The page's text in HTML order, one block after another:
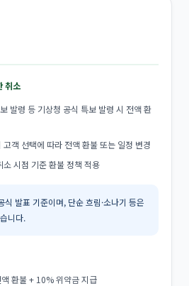
취소
발령 등 기상청 공식 특보 발령 시 전액 환
객 선택에 따라 전액 환불 또는 일정 변경
시점 기준 환불 정책 적용
식 발표 기준이며, 단순 흐림·소나기 등은
니다.
환불 + 10% 위약금 지급